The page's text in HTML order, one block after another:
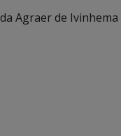
Agraer de Ivinhema